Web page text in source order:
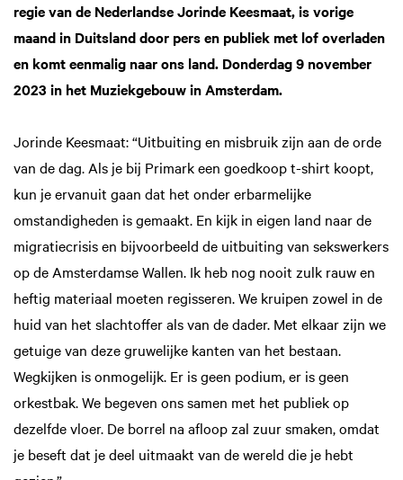
regie van de Nederlandse Jorinde Keesmaat, is vorige
maand in Duitsland door pers en publiek met lof overladen
en komt eenmalig naar ons land. Donderdag 9 november
2023 in het Muziekgebouw in Amsterdam.
Jorinde Keesmaat: “Uitbuiting en misbruik zijn aan de orde
van de dag. Als je bij Primark een goedkoop t-shirt koopt,
kun je ervanuit gaan dat het onder erbarmelijke
omstandigheden is gemaakt. En kijk in eigen land naar de
migratiecrisis en bijvoorbeeld de uitbuiting van sekswerkers
op de Amsterdamse Wallen. Ik heb nog nooit zulk rauw en
heftig materiaal moeten regisseren. We kruipen zowel in de
huid van het slachtoffer als van de dader. Met elkaar zijn we
getuige van deze gruwelijke kanten van het bestaan.
Wegkijken is onmogelijk. Er is geen podium, er is geen
orkestbak. We begeven ons samen met het publiek op
dezelfde vloer. De borrel na afloop zal zuur smaken, omdat
je beseft dat je deel uitmaakt van de wereld die je hebt